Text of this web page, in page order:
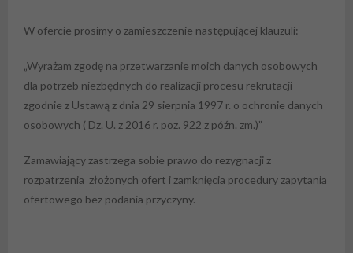
W ofercie prosimy o zamieszczenie następującej klauzuli:
„Wyrażam zgodę na przetwarzanie moich danych osobowych
dla potrzeb niezbędnych do realizacji procesu rekrutacji
zgodnie z Ustawą z dnia 29 sierpnia 1997 r. o ochronie danych
osobowych ( Dz. U. z 2016 r. poz. 922 z późn. zm.)”
Zamawiający zastrzega sobie prawo do rezygnacji z
rozpatrzenia złożonych ofert i zamknięcia procedury zapytania
ofertowego bez podania przyczyny.